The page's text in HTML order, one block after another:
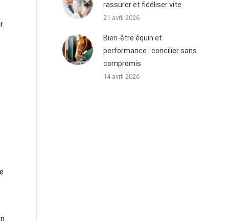
rassurer et fidéliser vite
21 avril 2026
Bien-être équin et
performance : concilier sans
compromis
14 avril 2026